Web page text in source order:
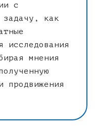
с
задачу, как
исследования
мнения
продвижения